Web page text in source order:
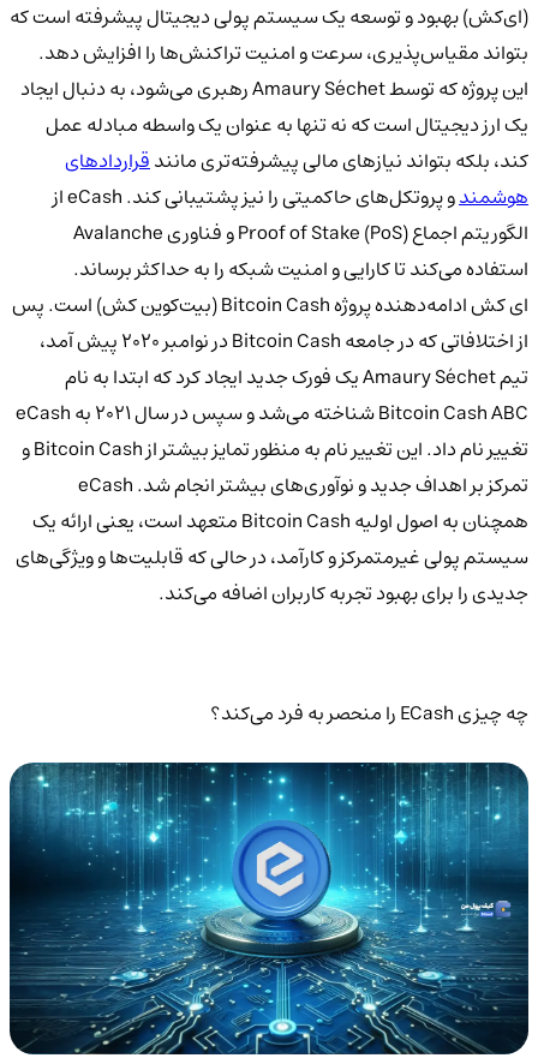
(ای‌کش) بهبود و توسعه یک سیستم پولی دیجیتال پیشرفته است که
بتواند مقیاس‌پذیری، سرعت و امنیت تراکنش‌ها را افزایش دهد.
این پروژه که توسط Amaury Séchet رهبری می‌شود، به دنبال ایجاد
یک ارز دیجیتال است که نه تنها به عنوان یک واسطه مبادله عمل
کند، بلکه بتواند نیازهای مالی پیشرفته‌تری مانندقراردادهای
هوشمند
و پروتکل‌های حاکمیتی را نیز پشتیبانی کند. eCash از
الگوریتم اجماع Proof of Stake (PoS) و فناوری Avalanche
استفاده می‌کند تا کارایی و امنیت شبکه را به حداکثر برساند.
ای کش ادامه‌دهنده پروژه Bitcoin Cash (بیت‌کوین کش) است. پس
از اختلافاتی که در جامعه Bitcoin Cash در نوامبر 2020 پیش آمد،
تیم Amaury Séchet یک فورک جدید ایجاد کرد که ابتدا به نام
Bitcoin Cash ABC شناخته می‌شد و سپس در سال 2021 به eCash
تغییر نام داد. این تغییر نام به منظور تمایز بیشتر از Bitcoin Cash و
تمرکز بر اهداف جدید و نوآوری‌های بیشتر انجام شد. eCash
همچنان به اصول اولیه Bitcoin Cash متعهد است، یعنی ارائه یک
سیستم پولی غیرمتمرکز و کارآمد، در حالی که قابلیت‌ها و ویژگی‌های
جدیدی را برای بهبود تجربه کاربران اضافه می‌کند.
چه چیزی ECash را منحصر به فرد می‌کند؟